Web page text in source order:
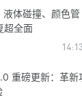
体碰撞、颜色管
超全面
14:13
重磅更新：革新